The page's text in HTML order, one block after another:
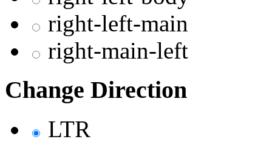
right-left-main
right-main-left
Change Direction
LTR